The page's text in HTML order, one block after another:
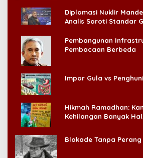
Diplomasi Nuklir
Analis Soroti Standar
Pembangunan
Pembacaan Berbeda
Impor Gula vs
Hikmah Ramadhan:
Kehilangan Banyak
Blokade Tanpa